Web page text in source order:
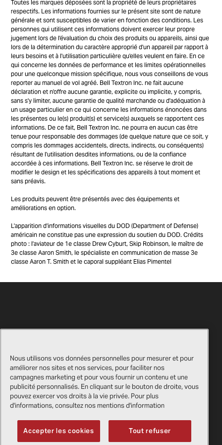
Toutes les marques déposées sont la propriété de leurs propriétaires
respectifs. Les informations fournies sur le présent site sont de nature
générale et sont susceptibles de varier en fonction des conditions. Les
personnes qui utilisent ces informations doivent exercer leur propre
jugement lors de l'évaluation du choix des produits ou appareils, ainsi que
lors de la détermination du caractère approprié d'un appareil par rapport à
leurs besoins et à l'utilisation particulière qu'elles veulent en faire. En ce
qui concerne les données de performance et les limites opérationnelles
pour une quelconque mission spécifique, nous vous conseillons de vous
reporter au manuel de vol agréé. Bell Textron Inc. ne fait aucune
déclaration et n'offre aucune garantie, explicite ou implicite, y compris,
sans s'y limiter, aucune garantie de qualité marchande ou d'adéquation à
un usage particulier en ce qui concerne les informations énoncées dans
les présentes ou le(s) produit(s) et service(s) auxquels se rapportent ces
informations. De ce fait, Bell Textron Inc. ne pourra en aucun cas être
tenue pour responsable des dommages (de quelque nature que ce soit, y
compris les dommages accidentels, directs, indirects, ou conséquents)
résultant de l'utilisation desdites informations, ou de la confiance
accordée à ces informations. Bell Textron Inc. se réserve le droit de
modifier le design et les spécifications des appareils à tout moment et
sans préavis.
Les produits peuvent être présentés avec des équipements et
améliorations en option.
L'apparition d'informations visuelles du DOD (Department of Defense)
américain ne constitue pas une expression du soutien du DOD. Crédits
photo : l'aviateur de 1e classe Drew Cyburt, Skip Robinson, le maître de
3e classe Aaron Smith, le spécialiste en communication de masse 3e
classe Aaron T. Smith et le caporal suppléant Elias Pimentel
Nous contacter
Boutique cadeaux Bell
Certificats
Mentions légales
Nous utilisons vos données personnelles pour mesurer et pour
améliorer nos sites et nos services, pour faciliter nos
campagnes marketing et pour vous fournir un contenu et une
publicité personnalisés. En cliquant sur le bouton de droite, vous
pouvez exercer vos droits à la vie privée. Pour plus
d'informations, consultez nos mentions d'information
Accepter les cookies Tout refuser